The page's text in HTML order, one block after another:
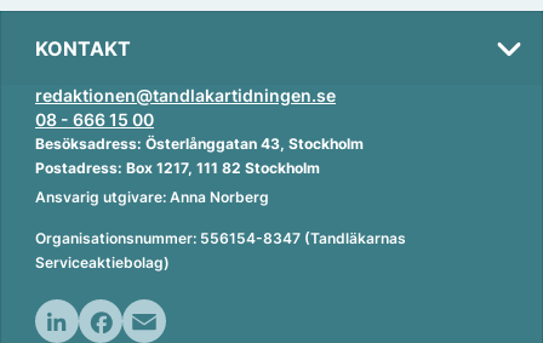
KONTAKT
redaktionen@tandlakartidningen.se
08 - 666 15 00
Besöksadress: Österlånggatan 43, Stockholm
Postadress: Box 1217, 111 82 Stockholm
Ansvarig utgivare: Anna Norberg
Organisationsnummer: 556154-8347 (Tandläkarnas
Serviceaktiebolag)